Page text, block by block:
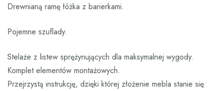
Drewnianą ramę łóżka z barierkami.
Pojemne szuflady.
Stelaże z listew sprężynujących dla maksymalnej wygody.
Komplet elementów montażowych.
Przejrzystą instrukcję, dzięki której złożenie mebla stanie się